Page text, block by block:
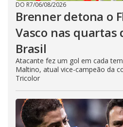
DO R7/06/08/2026
Brenner detona o
Vasco nas quartas
Brasil
Atacante fez um gol em cada
Maltino, atual vice-campeão da
Tricolor